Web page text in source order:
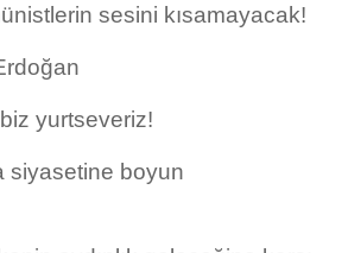
sesini kısamayacak!
yurtseveriz!
siyasetine boyun